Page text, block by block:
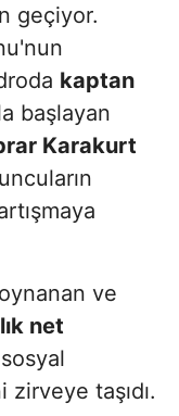
geçiyor.
kaptan
başlayan
Karakurt
ve
net
taşıdı.